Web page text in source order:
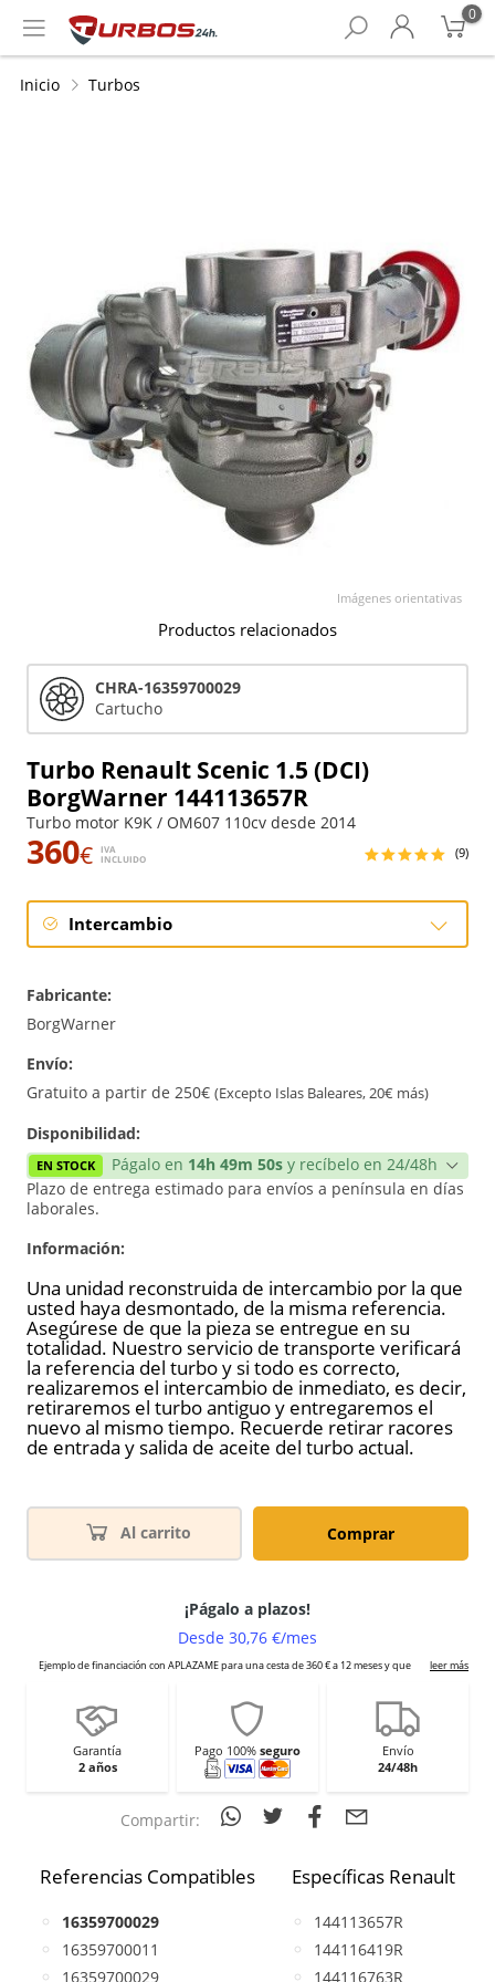
0
Inicio Turbos
Turbo Renault Scenic 1.5 (DCI)
BorgWarner 144113657R
Turbo motor K9K / OM607 110cv desde 2014
360€
IVA
INCLUIDO
(9)
Intercambio
Reconstrucción
Fabricante:
BorgWarner
Envío:
Gratuito a partir de 250€ (Excepto Islas Baleares, 20€ más)
Disponibilidad:
EN STOCK Págalo en 14h 49m 50s y recíbelo en 24/48h
Plazo de entrega estimado para envíos a península en días
laborales.
Información:
Una unidad reconstruida de intercambio por la que
usted haya desmontado, de la misma referencia.
Asegúrese de que la pieza se entregue en su
totalidad. Nuestro servicio de transporte verificará
la referencia del turbo y si todo es correcto,
realizaremos el intercambio de inmediato, es decir,
retiraremos el turbo antiguo y entregaremos el
nuevo al mismo tiempo. Recuerde retirar racores
de entrada y salida de aceite del turbo actual.
Al carrito Comprar
Garantía
2 años
Pago 100% seguro
Envío
24/48h
Compartir:
Imágenes orientativas
Productos relacionados
CHRA-16359700029
Cartucho
Referencias Compatibles
16359700029
16359700011
16359700029
Específicas Renault
144113657R
144116419R
144116763R